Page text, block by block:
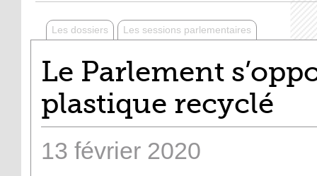
Les dossiers Les sessions parlementaires
Le Parlement
plastique recyclé
13 février 2020